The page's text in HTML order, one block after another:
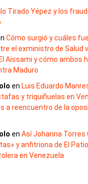
Tirado Yépez y los
Cómo surgió y cuáles
el exministro de Salud
Aissami y cómo ambos
Maduro
en Luis Eduardo
y triquiñuelas en
a reencuentro de la
en Así Johanna Torres
y anfitriona de El
en Venezuela